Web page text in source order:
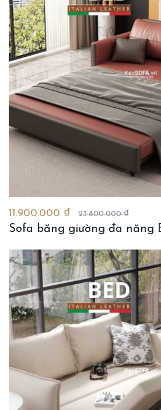
11.900.000 ₫ 23.800.000 ₫
Sofa băng giường đa năng